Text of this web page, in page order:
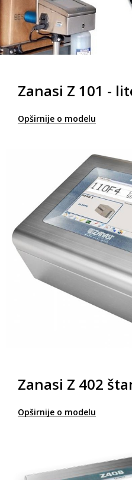
Zanasi Z 101 -
Opširnije o modelu
Zanasi Z 402
Opširnije o modelu